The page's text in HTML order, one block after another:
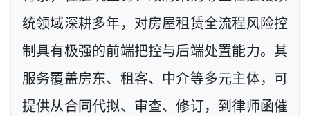
统领域深耕多年，对房屋租赁全流程风险控
制具有极强的前端把控与后端处置能力。其
服务覆盖房东、租客、中介等多元主体，可
提供从合同代拟、审查、修订，到律师函催